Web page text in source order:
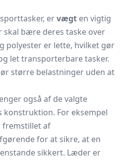
ervægt en vigtig
bære deres taske over
polyester er lette, hvilket gør
let transporterbare tasker.
større belastninger uden at
også af de valgte
konstruktion. For eksempel
fremstillet af
for at sikre, at en
sikkert. Læder er